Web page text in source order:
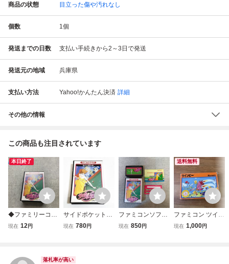
商品の状態 目立った傷や汚れなし
個数 1個
発送までの日数 支払い手続きから2～3日で発送
発送元の地域 兵庫県
支払い方法 Yahoo!かんたん決済 詳細
その他の情報
この商品も注目されています
本日終了
◆ファミリーコン
ピューター/ファミ
現在 12円
サイドポケット
【箱・説明書付
現在 780円
ファミコンソフ
ト、サイドポケッ
現在 850円
送料無料
ファミコン ツイン
ビー Konami 箱説
現在 1,000円
落札率が高い